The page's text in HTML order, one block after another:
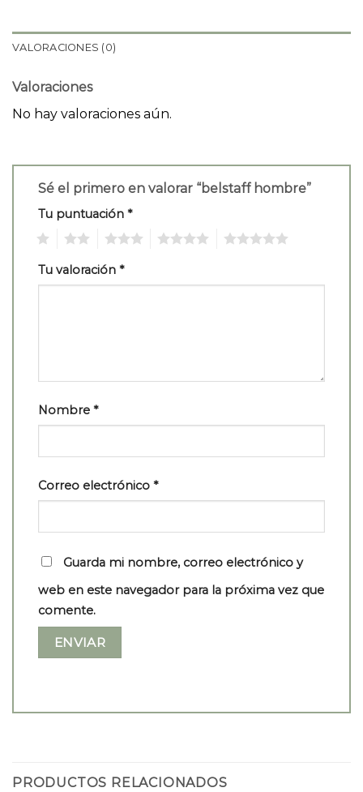
VALORACIONES (0)
Valoraciones
No hay valoraciones aún.
Sé el primero en valorar “belstaff hombre”
Tu puntuación *
Tu valoración *
Nombre *
Correo electrónico *
Guarda mi nombre, correo electrónico y
web en este navegador para la próxima vez que
comente.
PRODUCTOS RELACIONADOS